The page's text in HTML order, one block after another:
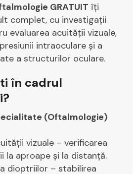
GRATUIT îți
complet, cu investigații
evaluarea acuității vizuale,
intraoculare și a
a structurilor oculare.
în cadrul
(Oftalmologie)
vizuale – verificarea
la aproape și la distanță.
dioptriilor – stabilirea